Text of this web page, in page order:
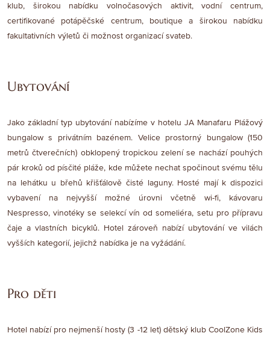
klub, širokou nabídku volnočasových aktivit, vodní centrum,
certifikované potápěčské centrum, boutique a širokou nabídku
fakultativních výletů či možnost organizací svateb.
Ubytování
Jako základní typ ubytování nabízíme v hotelu JA Manafaru Plážový
bungalow s privátním bazénem. Velice prostorný bungalow (150
metrů čtverečních) obklopený tropickou zelení se nachází pouhých
pár kroků od písčité pláže, kde můžete nechat spočinout svému tělu
na lehátku u břehů křišťálově čisté laguny. Hosté mají k dispozici
vybavení na nejvyšší možné úrovni včetně wi-fi, kávovaru
Nespresso, vinotéky se selekcí vín od someliéra, setu pro přípravu
čaje a vlastních bicyklů. Hotel zároveň nabízí ubytování ve vilách
vyšších kategorií, jejichž nabídka je na vyžádání.
Pro děti
Hotel nabízí pro nejmenší hosty (3 -12 let) dětský klub CoolZone Kids